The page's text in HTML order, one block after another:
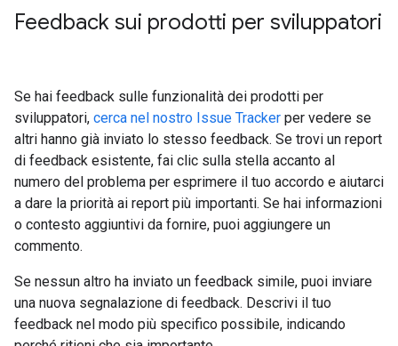
Feedback sui prodotti per sviluppatori
Se hai feedback sulle funzionalità dei prodotti per
sviluppatori, cerca nel nostro Issue Tracker per vedere se
altri hanno già inviato lo stesso feedback. Se trovi un report
di feedback esistente, fai clic sulla stella accanto al
numero del problema per esprimere il tuo accordo e aiutarci
a dare la priorità ai report più importanti. Se hai informazioni
o contesto aggiuntivi da fornire, puoi aggiungere un
commento.
Se nessun altro ha inviato un feedback simile, puoi inviare
una nuova segnalazione di feedback. Descrivi il tuo
feedback nel modo più specifico possibile, indicando